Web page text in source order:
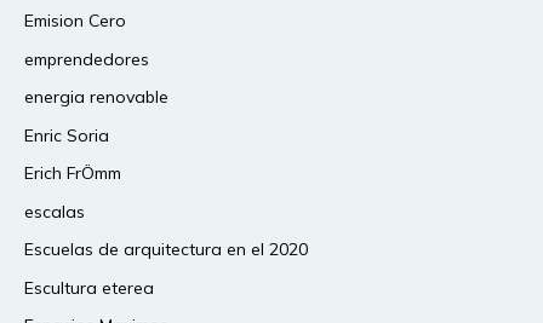
Emision Cero
emprendedores
energia renovable
Enric Soria
Erich FrÖmm
escalas
Escuelas de arquitectura en el 2020
Escultura eterea